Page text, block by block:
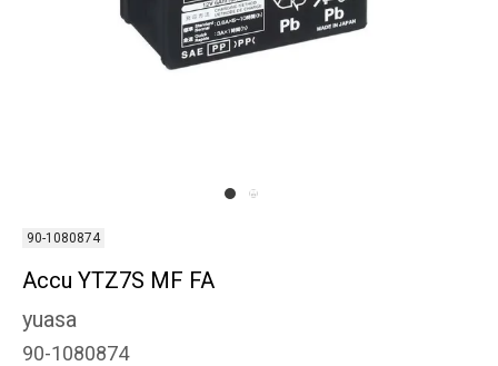
90-1080874
Accu YTZ7S MF FA
yuasa
90-1080874